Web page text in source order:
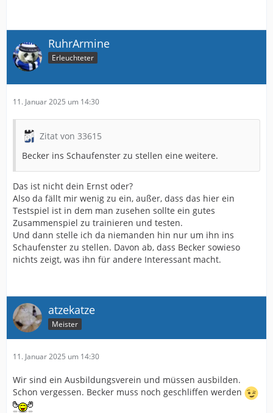
RuhrArmine
Erleuchteter
11. Januar 2025 um 14:30
Zitat von 33615
Becker ins Schaufenster zu stellen eine weitere.
Das ist nicht dein Ernst oder?
Also da fällt mir wenig zu ein, außer, dass das hier ein
Testspiel ist in dem man zusehen sollte ein gutes
Zusammenspiel zu trainieren und testen.
Und dann stelle ich da niemanden hin nur um ihn ins
Schaufenster zu stellen. Davon ab, dass Becker sowieso
nichts zeigt, was ihn für andere Interessant macht.
atzekatze
Meister
11. Januar 2025 um 14:30
Wir sind ein Ausbildungsverein und müssen ausbilden.
Schon vergessen. Becker muss noch geschliffen werden